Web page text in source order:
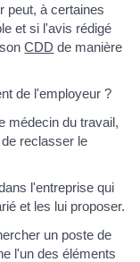
peut, à certaines
et si l'avis rédigé
sonCDD de manière
de l'employeur ?
médecin du travail,
reclasser le
l'entreprise qui
et les lui proposer.
un poste de
l'un des éléments